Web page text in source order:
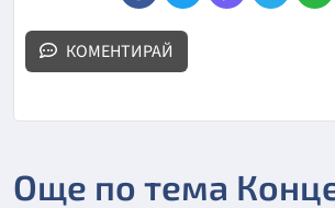
КОМЕНТИРАЙ
Още по тема